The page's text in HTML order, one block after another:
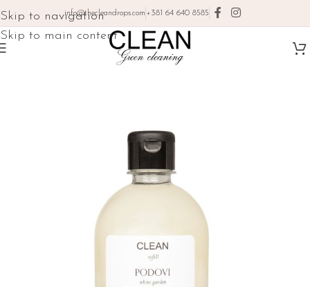
Skip to navigation
Skip to main content
info@thecleandrops.com +381 64 640 8585